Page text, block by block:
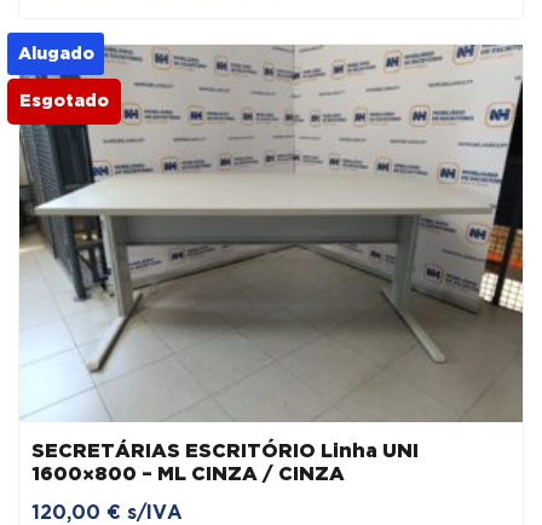
Alugado
SECRETÁRIAS ESCRITÓRIO Linha UNI
1600×800 – ML CINZA / CINZA
120,00 € s/IVA
Esgotado